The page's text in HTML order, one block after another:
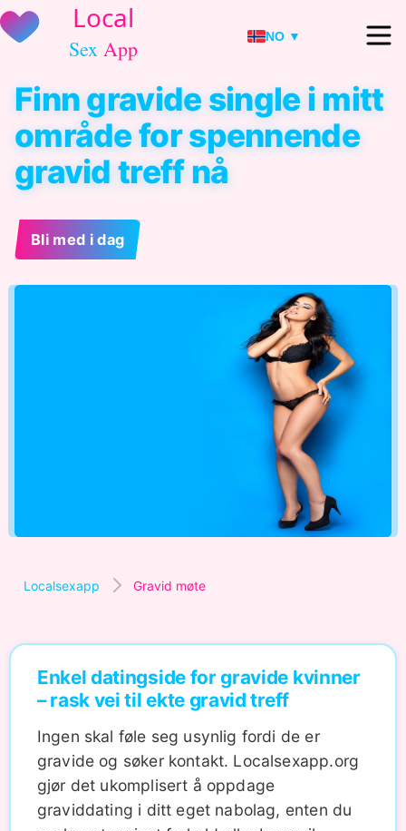
NO ▼
Finn gravide single i mitt
område for spennende
gravid treff nå
Bli med i dag
Localsexapp Gravid møte
Enkel datingside for gravide kvinner
– rask vei til ekte gravid treff
Ingen skal føle seg usynlig fordi de er
gravide og søker kontakt. Localsexapp.org
gjør det ukomplisert å oppdage
graviddating i ditt eget nabolag, enten du